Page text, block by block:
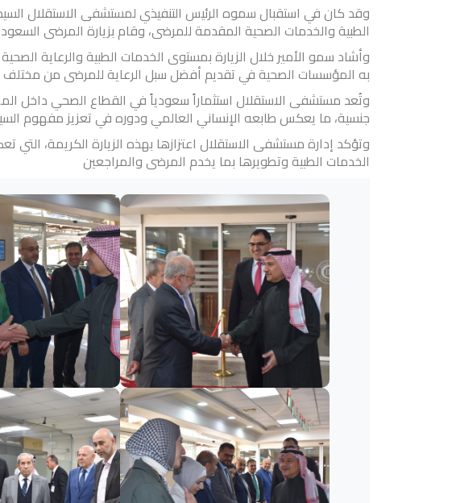
وقد كان في استقبال سموه الرئيس التنفيذي لمستشفى الاستقلال
الطبية والخدمات الصحية المقدمة للمرضى، وقام بزيارة المرضى
وأشاد سمو الأمير خلال الزيارة بمستوى الخدمات الطبية والرعاية
به المؤسسات الصحية في تقديم أفضل سبل الرعاية للمرضى من مختلف
جنسية، ما يعكس طابعه الإنساني العالمي ودوره في تعزيز مفهوم
وتؤكد إدارة مستشفى الاستقلال اعتزازها بهذه الزيارة الكريمة،
الخدمات الطبية وتطويرها بما يخدم المرضى والمراجعين